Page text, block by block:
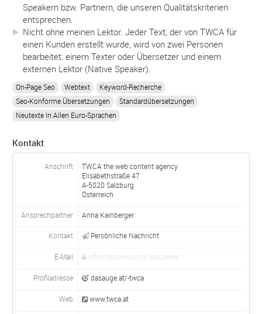
Speakern bzw. Partnern, die unseren Qualitätskriterien
entsprechen.
Nicht ohne meinen Lektor. Jeder Text, der von TWCA für
einen Kunden erstellt wurde, wird von zwei Personen
bearbeitet: einem Texter oder Übersetzer und einem
externen Lektor (Native Speaker).
On-Page Seo Webtext
Keyword-Recherche
Seo-Konforme Übersetzungen
Standardübersetzungen
Neutexte In Allen Euro-Sprachen
Kontakt
Anschrift
TWCA the web content agency
Elisabethstraße 47
A-5020Salzburg
Österreich
Ansprechpartner Anna Kainberger
Kontakt Persönliche Nachricht
E-Mail Information nur im Netzwerk
Profiladresse dasauge.at/-twca
Web www.twca.at